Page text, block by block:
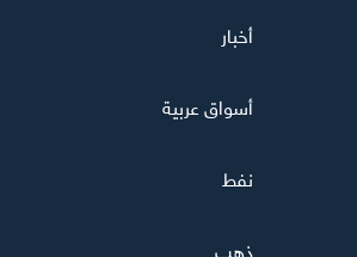
أخبار
أسواق عربية
نفط
ذهب